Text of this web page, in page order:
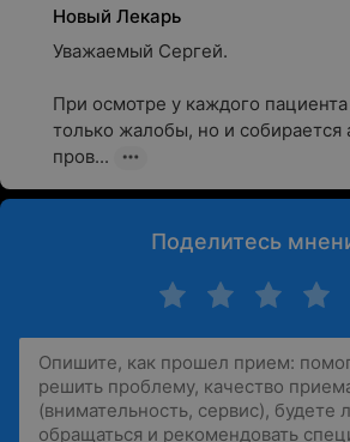
Новый Лекарь
Уважаемый Сергей.
При осмотре у каждого
только жалобы, но и собирается
пров...
Поделитесь